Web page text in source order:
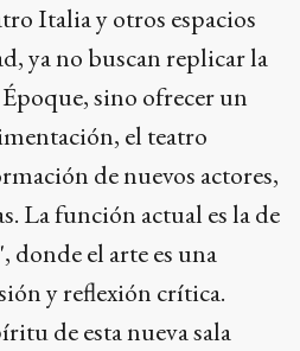
Italia y otros espacios
ya no buscan replicar la
sino ofrecer un
el teatro
de nuevos actores,
La función actual es la de
el arte es una
y reflexión crítica.
de esta nueva sala